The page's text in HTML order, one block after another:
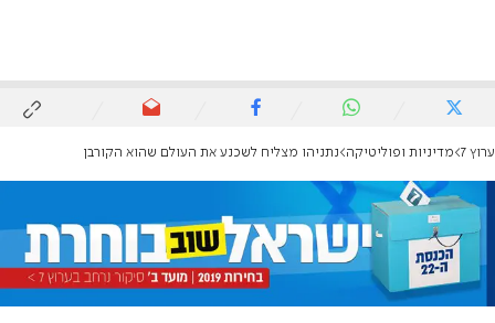
ערוץ 7 מדיניות ופוליטיקה נתניהו מצליח לשכנע את העולם שהוא הקורבן